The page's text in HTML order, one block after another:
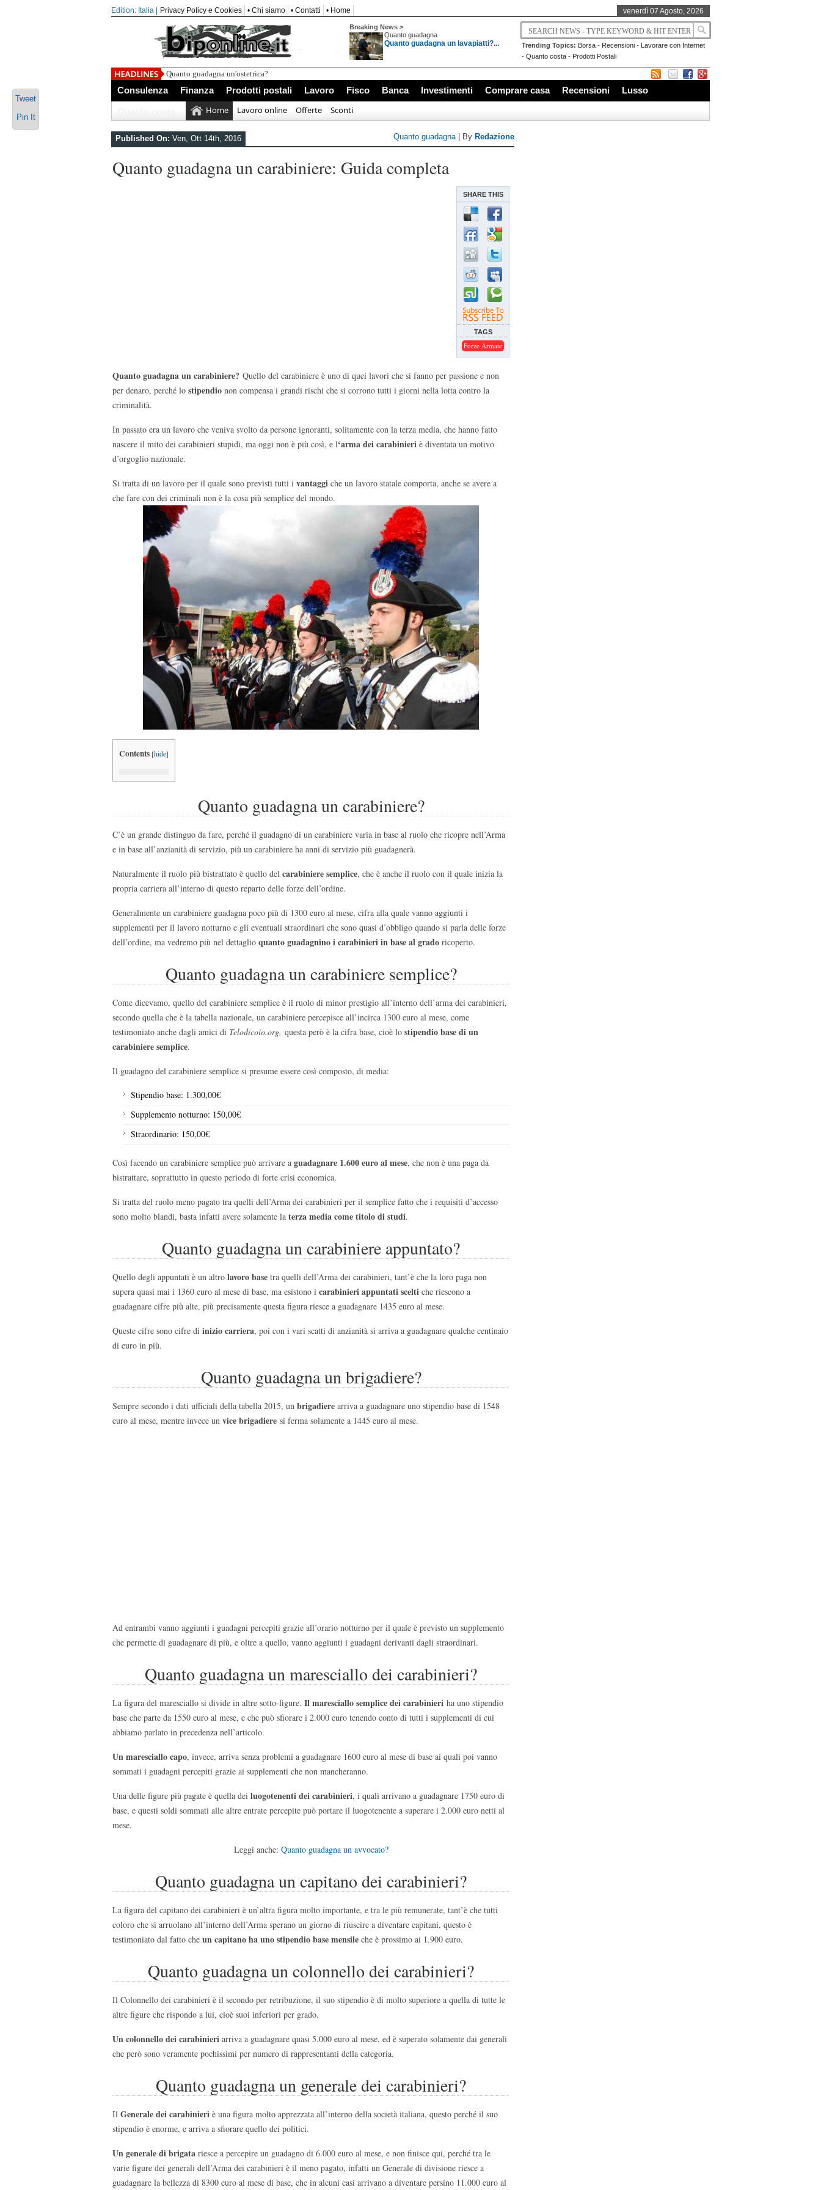
Edition: Italia | Privacy Policy e Cookies • Chi siamo • Contatti • Home venerdì 07 Agosto, 2026
Breaking News >
Quanto guadagna
Quanto guadagna un lavapiatti?... Trending Topics: Borsa - Recensioni - Lavorare con Internet
- Quanto costa - Prodotti Postali
Azioni Poste Italiane 2019: Dividendi, quotazione: Conviene Comprare?
Consulenza Finanza Prodotti postali Lavoro Fisco Banca Investimenti Comprare casa Recensioni Lusso
Home Lavoro online Offerte Sconti
Published On: Ven, Ott 14th, 2016 Quanto guadagna| By Redazione
Quanto guadagna un carabiniere: Guida completa
SHARE THIS
TAGS
Forze Armate
Quanto guadagna un carabiniere? Quello del carabiniere è uno di quei lavori che si fanno per passione e non
per denaro, perché lo stipendio non compensa i grandi rischi che si corrono tutti i giorni nella lotta contro la
criminalità.
In passato era un lavoro che veniva svolto da persone ignoranti, solitamente con la terza media, che hanno fatto
nascere il mito dei carabinieri stupidi, ma oggi non è più così, e l‘arma dei carabinieri è diventata un motivo
d’orgoglio nazionale.
Si tratta di un lavoro per il quale sono previsti tutti i vantaggi che un lavoro statale comporta, anche se avere a
che fare con dei criminali non è la cosa più semplice del mondo.
Contents [hide]
Quanto guadagna un carabiniere?
C’è un grande distinguo da fare, perché il guadagno di un carabiniere varia in base al ruolo che ricopre nell’Arma
e in base all’anzianità di servizio, più un carabiniere ha anni di servizio più guadagnerà.
Naturalmente il ruolo più bistrattato è quello del carabiniere semplice, che è anche il ruolo con il quale inizia la
propria carriera all’interno di questo reparto delle forze dell’ordine.
Generalmente un carabiniere guadagna poco più di 1300 euro al mese, cifra alla quale vanno aggiunti i
supplementi per il lavoro notturno e gli eventuali straordinari che sono quasi d’obbligo quando si parla delle forze
dell’ordine, ma vedremo più nel dettaglio quanto guadagnino i carabinieri in base al grado ricoperto.
Quanto guadagna un carabiniere semplice?
Come dicevamo, quello del carabiniere semplice è il ruolo di minor prestigio all’interno dell’arma dei carabinieri,
secondo quella che è la tabella nazionale, un carabiniere percepisce all’incirca 1300 euro al mese, come
testimoniato anche dagli amici di Telodicoio.org, questa però è la cifra base, cioè lo stipendio base di un
carabiniere semplice.
Il guadagno del carabiniere semplice si presume essere così composto, di media:
Stipendio base: 1.300,00€
Supplemento notturno: 150,00€
Straordinario: 150,00€
Così facendo un carabiniere semplice può arrivare a guadagnare 1.600 euro al mese, che non è una paga da
bistrattare, soprattutto in questo periodo di forte crisi economica.
Si tratta del ruolo meno pagato tra quelli dell’Arma dei carabinieri per il semplice fatto che i requisiti d’accesso
sono molto blandi, basta infatti avere solamente la terza media come titolo di studi.
Quanto guadagna un carabiniere appuntato?
Quello degli appuntati è un altro lavoro base tra quelli dell’Arma dei carabinieri, tant’è che la loro paga non
supera quasi mai i 1360 euro al mese di base, ma esistono i carabinieri appuntati scelti che riescono a
guadagnare cifre più alte, più precisamente questa figura riesce a guadagnare 1435 euro al mese.
Queste cifre sono cifre di inizio carriera, poi con i vari scatti di anzianità si arriva a guadagnare qualche centinaio
di euro in più.
Quanto guadagna un brigadiere?
Sempre secondo i dati ufficiali della tabella 2015, un brigadiere arriva a guadagnare uno stipendio base di 1548
euro al mese, mentre invece un vice brigadiere si ferma solamente a 1445 euro al mese.
Ad entrambi vanno aggiunti i guadagni percepiti grazie all’orario notturno per il quale è previsto un supplemento
che permette di guadagnare di più, e oltre a quello, vanno aggiunti i guadagni derivanti dagli straordinari.
Quanto guadagna un maresciallo dei carabinieri?
La figura del maresciallo si divide in altre sotto-figure. Il maresciallo semplice dei carabinieri ha uno stipendio
base che parte da 1550 euro al mese, e che può sfiorare i 2.000 euro tenendo conto di tutti i supplementi di cui
abbiamo parlato in precedenza nell’articolo.
Un maresciallo capo, invece, arriva senza problemi a guadagnare 1600 euro al mese di base ai quali poi vanno
sommati i guadagni percepiti grazie ai supplementi che non mancheranno.
Una delle figure più pagate è quella dei luogotenenti dei carabinieri, i quali arrivano a guadagnare 1750 euro di
base, e questi soldi sommati alle altre entrate percepite può portare il luogotenente a superare i 2.000 euro netti al
mese.
Leggi anche: Quanto guadagna un avvocato?
Quanto guadagna un capitano dei carabinieri?
La figura del capitano dei carabinieri è un’altra figura molto importante, e tra le più remunerate, tant’è che tutti
coloro che si arruolano all’interno dell’Arma sperano un giorno di riuscire a diventare capitani, questo è
testimoniato dal fatto che un capitano ha uno stipendio base mensile che è prossimo ai 1.900 euro.
Quanto guadagna un colonnello dei carabinieri?
Il Colonnello dei carabinieri è il secondo per retribuzione, il suo stipendio è di molto superiore a quella di tutte le
altre figure che rispondo a lui, cioè suoi inferiori per grado.
Un colonnello dei carabinieri arriva a guadagnare quasi 5.000 euro al mese, ed è superato solamente dai generali
che però sono veramente pochissimi per numero di rappresentanti della categoria.
Quanto guadagna un generale dei carabinieri?
Il Generale dei carabinieri è una figura molto apprezzata all’interno della società italiana, questo perché il suo
stipendio è enorme, e arriva a sfiorare quello dei politici.
Un generale di brigata riesce a percepire un guadagno di 6.000 euro al mese, e non finisce qui, perché tra le
varie figure dei generali dell’Arma dei carabinieri è il meno pagato, infatti un Generale di divisione riesce a
guadagnare la bellezza di 8300 euro al mese di base, che in alcuni casi arrivano a diventare persino 11.000 euro al
Tweet
Pin It